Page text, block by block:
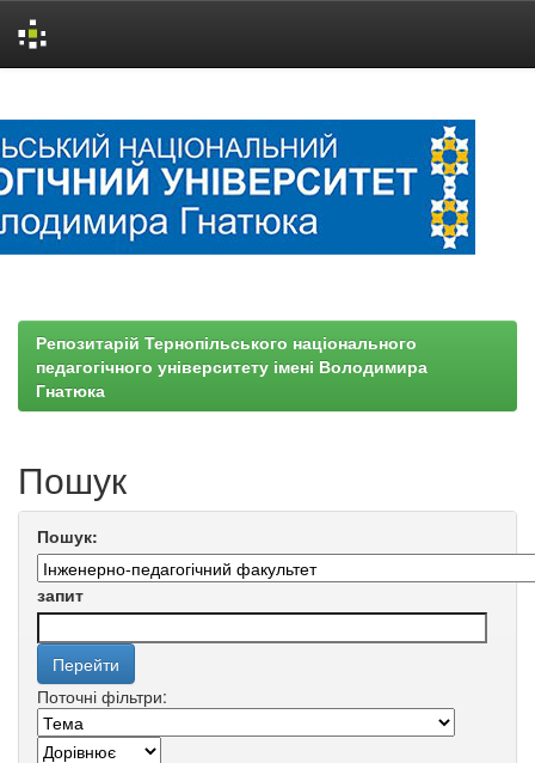
Репозитарій Тернопільського національного
педагогічного університету імені Володимира
Гнатюка
Пошук
Пошук:
запит
Поточні фільтри: